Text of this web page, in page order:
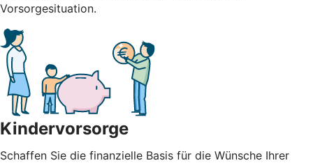
Vorsorgesituation.
Kindervorsorge
Schaffen Sie die finanzielle Basis für die Wünsche Ihrer